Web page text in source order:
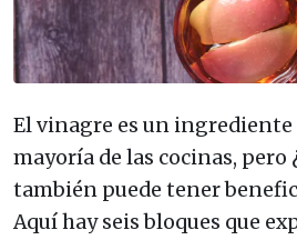
El vinagre es un ingrediente
mayoría de las cocinas, pero
también puede tener
Aquí hay seis bloques que